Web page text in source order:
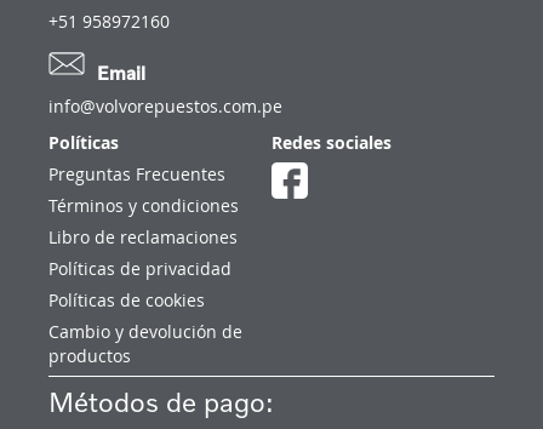
+51 958972160
Email
info@volvorepuestos.com.pe
Políticas
Preguntas Frecuentes
Términos y condiciones
Libro de reclamaciones
Políticas de privacidad
Políticas de cookies
Cambio y devolución de
productos
Redes sociales
Métodos de pago: